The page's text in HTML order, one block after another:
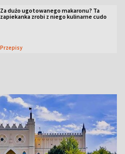
Za dużo ugotowanego makaronu? Ta
zapiekanka zrobi z niego kulinarne cudo
Przepisy